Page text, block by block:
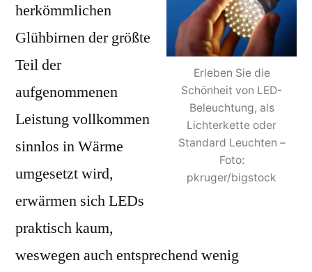
Erleben Sie die
Schönheit von LED-
Beleuchtung, als
Lichterkette oder
Standard Leuchten –
Foto:
pkruger/bigstock
herkömmlichen
Glühbirnen der größte
Teil der
aufgenommenen
Leistung vollkommen
sinnlos in Wärme
umgesetzt wird,
erwärmen sich LEDs
praktisch kaum,
weswegen auch entsprechend wenig